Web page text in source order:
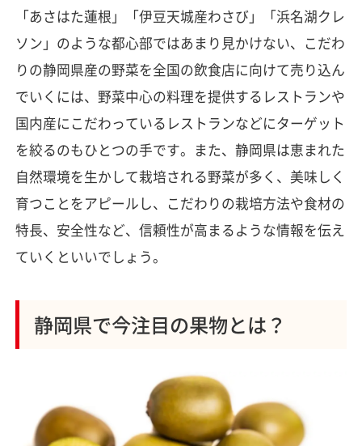
「あさはた蓮根」「伊豆天城産わさび」「浜名湖クレ
ソン」のような都心部ではあまり見かけない、こだわ
りの静岡県産の野菜を全国の飲食店に向けて売り込ん
でいくには、野菜中心の料理を提供するレストランや
国内産にこだわっているレストランなどにターゲット
を絞るのもひとつの手です。また、静岡県は恵まれた
自然環境を生かして栽培される野菜が多く、美味しく
育つことをアピールし、こだわりの栽培方法や食材の
特長、安全性など、信頼性が高まるような情報を伝え
ていくといいでしょう。
静岡県で今注目の果物とは？